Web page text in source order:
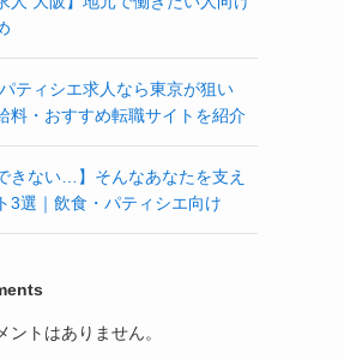
ティシエ求人なら東京が狙い
料・おすすめ転職サイトを紹介
きない…】そんなあなたを支え
3選｜飲食・パティシエ向け
ントはありません。